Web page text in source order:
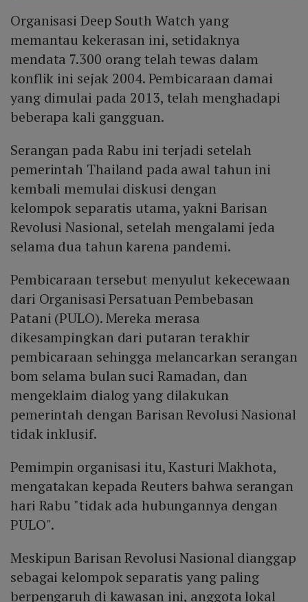
Organisasi Deep South Watch yang
memantau kekerasan ini, setidaknya
mendata 7.300 orang telah tewas dalam
konflik ini sejak 2004. Pembicaraan damai
yang dimulai pada 2013, telah menghadapi
beberapa kali gangguan.
Serangan pada Rabu ini terjadi setelah
pemerintah Thailand pada awal tahun ini
kembali memulai diskusi dengan
kelompok separatis utama, yakni Barisan
Revolusi Nasional, setelah mengalami jeda
selama dua tahun karena pandemi.
Pembicaraan tersebut menyulut kekecewaan
dari Organisasi Persatuan Pembebasan
Patani (PULO). Mereka merasa
dikesampingkan dari putaran terakhir
pembicaraan sehingga melancarkan serangan
bom selama bulan suci Ramadan, dan
mengeklaim dialog yang dilakukan
pemerintah dengan Barisan Revolusi Nasional
tidak inklusif.
Pemimpin organisasi itu, Kasturi Makhota,
mengatakan kepada Reuters bahwa serangan
hari Rabu "tidak ada hubungannya dengan
PULO".
Meskipun Barisan Revolusi Nasional dianggap
sebagai kelompok separatis yang paling
berpengaruh di kawasan ini, anggota lokal